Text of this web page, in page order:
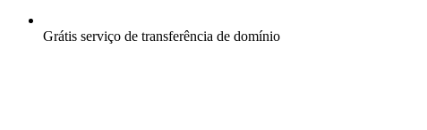
Grátis serviço de transferência de domínio